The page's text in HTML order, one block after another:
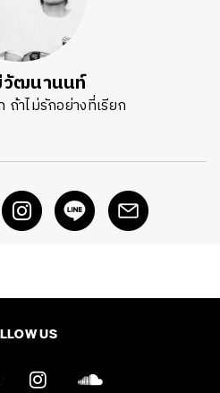
ฒนานนท์
ถ้าไม่รักอย่างที่เรียก
US